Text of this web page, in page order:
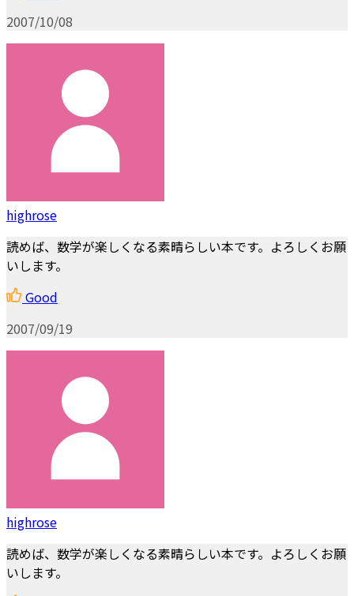
2007/10/08
highrose
読めば、数学が楽しくなる素晴らしい本です。よろしくお願
いします。
Good
2007/09/19
highrose
読めば、数学が楽しくなる素晴らしい本です。よろしくお願
いします。